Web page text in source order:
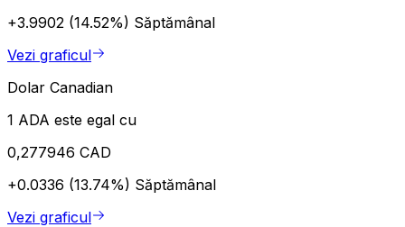
+3.9902 (14.52%) Săptămânal
Vezi graficul
Dolar Canadian
1 ADA este egal cu
0,277946 CAD
+0.0336 (13.74%) Săptămânal
Vezi graficul